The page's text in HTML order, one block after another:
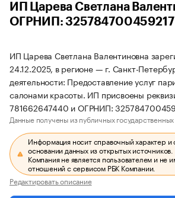
ИП Царева Светлана
ОГРНИП: 325784700459217
ИП Царева Светлана Валентиновна
24.12.2025, в регионе — г. Санкт-
деятельности: Предоставление услуг
салонами красоты. ИП присвоены
781662647440 и ОГРНИП:
Данные получены из публичных государственных
Информация носит справочный характер и
основании данных из открытых источников.
Компания не является пользователем и не
отношений с сервисом РБК Компании.
Редактировать описание